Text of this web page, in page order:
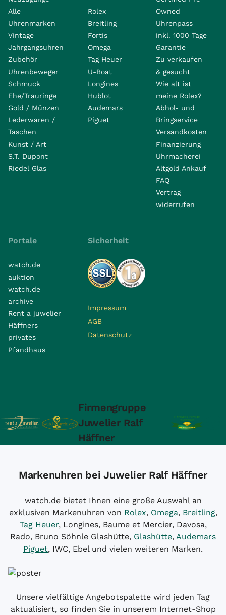
Alle
Uhrenmarken
Vintage
Jahrgangsuhren
Zubehör
Uhrenbeweger
Schmuck
Ehe/Trauringe
Gold / Münzen
Lederwaren /
Taschen
Kunst / Art
S.T. Dupont
Riedel Glas
Rolex
Breitling
Fortis
Omega
Tag Heuer
U-Boat
Longines
Hublot
Audemars
Piguet
Owned
Uhrenpass
inkl. 1000 Tage
Garantie
Zu verkaufen
& gesucht
Wie alt ist
meine Rolex?
Abhol- und
Bringservice
Versandkosten
Finanzierung
Uhrmacherei
Altgold Ankauf
FAQ
Vertrag
widerrufen
Portale
watch.de
auktion
watch.de
archive
Rent a juwelier
Häffners
privates
Pfandhaus
Sicherheit
Impressum
AGB
Datenschutz
Firmengruppe
Juwelier Ralf
Häffner
Markenuhren bei Juwelier Ralf Häffner
watch.de bietet Ihnen eine große Auswahl an
exklusiven Markenuhren von Rolex, Omega, Breitling,
Tag Heuer, Longines, Baume et Mercier, Davosa,
Rado, Bruno Söhnle Glashütte, Glashütte, Audemars
Piguet, IWC, Ebel und vielen weiteren Marken.
Unsere vielfältige Angebotspalette wird jeden Tag
aktualisiert, so finden Sie in unserem Internet-Shop